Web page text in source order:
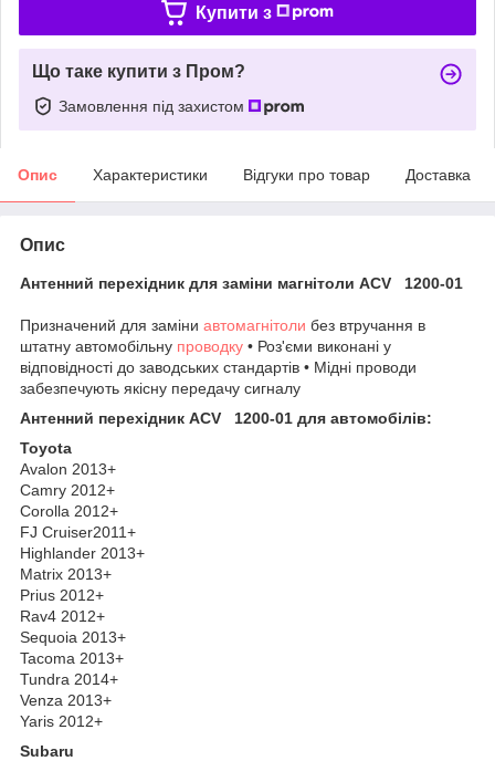
Купити з
Що таке купити з Пром?
Замовлення під захистом
Опис Характеристики Відгуки про товар Доставка
Опис
Антенний перехідник для заміни магнітоли ACV 1200-01
Призначений для заміни автомагнітоли без втручання в
штатну автомобільну проводку • Роз'єми виконані у
відповідності до заводських стандартів • Мідні проводи
забезпечують якісну передачу сигналу
Антенний перехідник ACV 1200-01 для автомобілів:
Toyota
Avalon 2013+
Camry 2012+
Corolla 2012+
FJ Cruiser2011+
Highlander 2013+
Matrix 2013+
Prius 2012+
Rav4 2012+
Sequoia 2013+
Tacoma 2013+
Tundra 2014+
Venza 2013+
Yaris 2012+
Subaru